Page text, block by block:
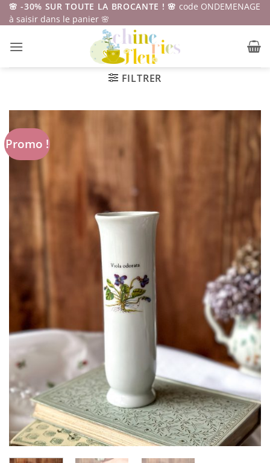
Passer
au
🌸 -30% SUR TOUTE LA BROCANTE ! 🌸 code ONDEMENAGE
à saisir dans le panier 🌸
FILTRER
Promo !